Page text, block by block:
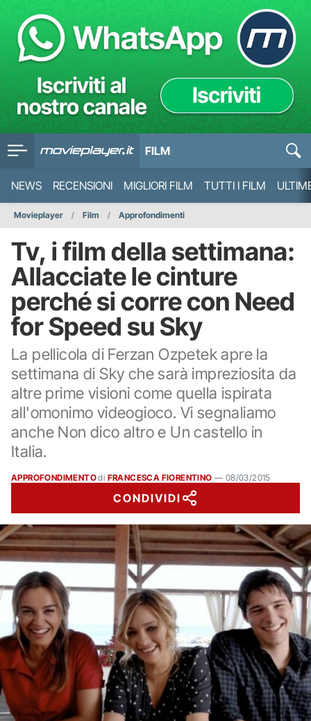
FILM
NEWS RECENSIONI MIGLIORI FILM TUTTI I FILM
Movieplayer Film Approfondimenti
Tv, i film della settimana:
Allacciate le cinture
perché si corre con Need
for Speed su Sky
La pellicola di Ferzan Ozpetek apre la
settimana di Sky che sarà impreziosita da
altre prime visioni come quella ispirata
all'omonimo videogioco. Vi segnaliamo
anche Non dico altro e Un castello in
Italia.
APPROFONDIMENTOdi FRANCESCA FIORENTINO — 08/03/2015
CONDIVIDI